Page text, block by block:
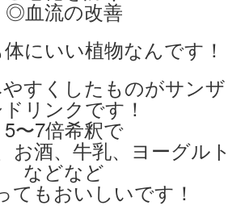
◎血流の改善
にいい植物なんです！
すくしたものがサンザ
リンクです！
5〜7倍希釈で
お酒、牛乳、ヨーグルト
などなど
てもおいしいです！